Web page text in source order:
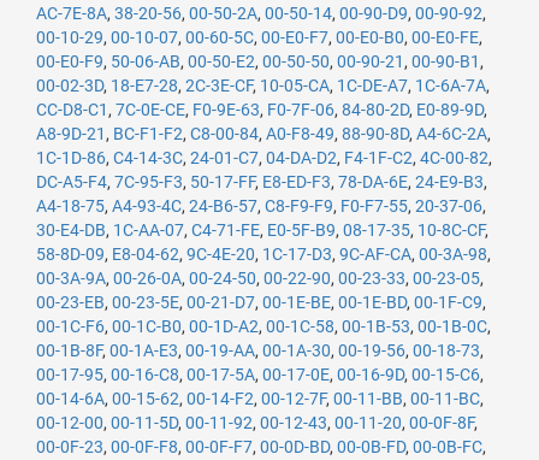
AC-7E-8A, 38-20-56, 00-50-2A, 00-50-14, 00-90-D9, 00-90-92,
00-10-29, 00-10-07, 00-60-5C, 00-E0-F7, 00-E0-B0, 00-E0-FE,
00-E0-F9, 50-06-AB, 00-50-E2, 00-50-50, 00-90-21 , 00-90-B1 ,
00-02-3D, 18-E7-28, 2C-3E-CF, 10-05-CA, 1C-DE-A7, 1C-6A-7A,
CC-D8-C1 , 7C-0E-CE, F0-9E-63, F0-7F-06, 84-80-2D, E0-89-9D,
A8-9D-21 , BC-F1-F2, C8-00-84, A0-F8-49, 88-90-8D, A4-6C-2A,
1C-1D-86, C4-14-3C, 24-01-C7, 04-DA-D2, F4-1F-C2, 4C-00-82,
DC-A5-F4, 7C-95-F3, 50-17-FF, E8-ED-F3, 78-DA-6E, 24-E9-B3,
A4-18-75, A4-93-4C, 24-B6-57, C8-F9-F9, F0-F7-55, 20-37-06,
30-E4-DB, 1C-AA-07, C4-71-FE, E0-5F-B9, 08-17-35, 10-8C-CF,
58-8D-09, E8-04-62, 9C-4E-20, 1C-17-D3, 9C-AF-CA, 00-3A-98,
00-3A-9A, 00-26-0A, 00-24-50, 00-22-90, 00-23-33, 00-23-05,
00-23-EB, 00-23-5E, 00-21-D7, 00-1E-BE, 00-1E-BD, 00-1F-C9,
00-1C-F6, 00-1C-B0, 00-1D-A2, 00-1C-58, 00-1B-53, 00-1B-0C,
00-1B-8F, 00-1A-E3, 00-19-AA, 00-1A-30, 00-19-56, 00-18-73,
00-17-95, 00-16-C8, 00-17-5A, 00-17-0E, 00-16-9D, 00-15-C6,
00-14-6A, 00-15-62, 00-14-F2, 00-12-7F, 00-11-BB, 00-11-BC,
00-12-00, 00-11-5D, 00-11-92, 00-12-43, 00-11-20, 00-0F-8F,
00-0F-23, 00-0F-F8, 00-0F-F7, 00-0D-BD, 00-0B-FD, 00-0B-FC,